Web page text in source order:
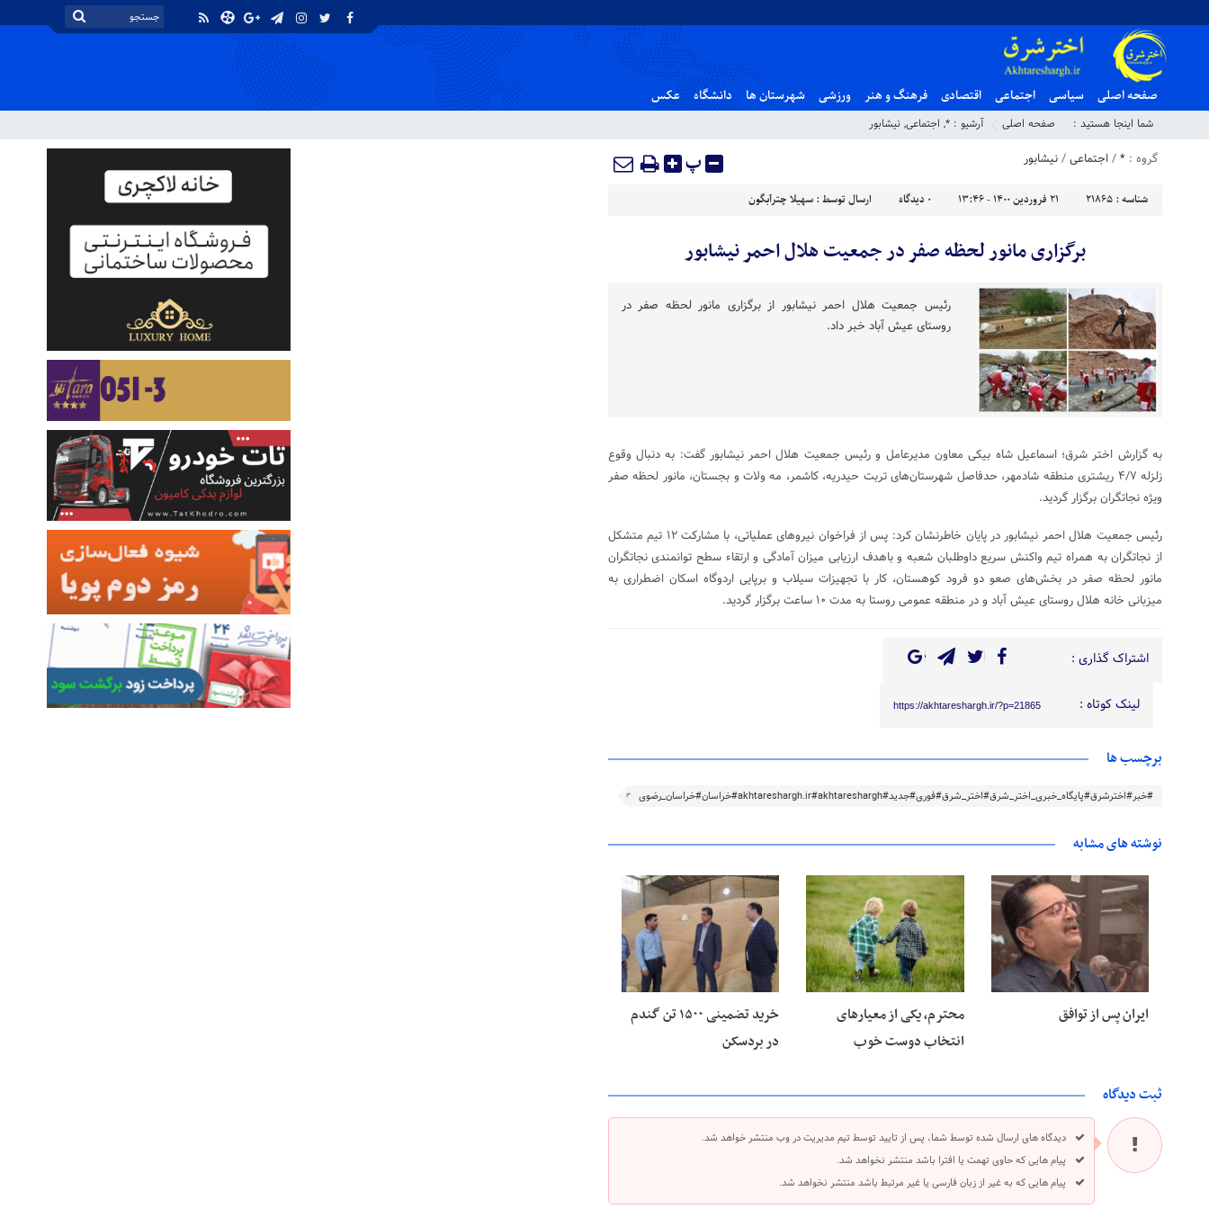
صفحه اصلی سیاسی اجتماعی اقتصادی فرهنگ و هنر ورزشی شهرستان ها دانشگاه عکس
شما اینجا هستید : صفحه اصلی آرشیو : *
, اجتماعی, نیشابور
گروه : *
/اجتماعی/نیشابور پ
شناسه : 21865 ۲۱ فروردین ۱۴۰۰ - ۱۳:۴۶ ۰ دیدگاه ارسال توسط : سهیلا چترآبگون
برگزاری مانور لحظه صفر در جمعیت هلال احمر نیشابور
رئیس جمعیت هلال احمر نیشابور از برگزاری مانور لحظه صفر در
روستای عیش آباد خبر داد.
به گزارش اختر شرق؛ اسماعیل شاه بیکی معاون مدیرعامل و رئیس جمعیت هلال احمر نیشابور گفت: به دنبال وقوع
زلزله ۴/۷ ریشتری منطقه شادمهر، حدفاصل شهرستان‌های تربت حیدریه، کاشمر، مه ولات و بجستان، مانور لحظه صفر
ویژه نجاتگران برگزار گردید.
رئیس جمعیت هلال احمر نیشابور در پایان خاطرنشان کرد: پس از فراخوان نیروهای عملیاتی، با مشارکت ۱۲ تیم متشکل
از نجاتگران به همراه تیم واکنش سریع داوطلبان شعبه و باهدف ارزیابی میزان آمادگی و ارتقاء سطح توانمندی نجاتگران
مانور لحظه صفر در بخش‌های صعو دو فرود کوهستان، کار با تجهیزات سیلاب و برپایی اردوگاه اسکان اضطراری به
میزبانی خانه هلال روستای عیش آباد و در منطقه عمومی روستا به مدت ۱۰ ساعت برگزار گردید.
اشتراک گذاری :
لینک کوتاه : https://akhtareshargh.ir/?p=21865
برچسب ها
#خبر#اخترشرق#پایگاه_خبری_اختر_شرق#اختر_شرق#فوری#جدید#akhtareshargh.ir#akhtareshargh#خراسان#خراسان_رضوی
نوشته های مشابه
۲۸ خرداد ۱۴۰۵
ایران پس از توافق
محترم، یکی از معیارهای
انتخاب دوست خوب
۲۷ خرداد ۱۴۰۵
خرید تضمینی ۱۵۰۰ تن گندم
در بردسکن
ثبت دیدگاه
دیدگاه های ارسال شده توسط شما، پس از تایید توسط تیم مدیریت در وب منتشر خواهد شد.
پیام هایی که حاوی تهمت یا افترا باشد منتشر نخواهد شد.
پیام هایی که به غیر از زبان فارسی یا غیر مرتبط باشد منتشر نخواهد شد.